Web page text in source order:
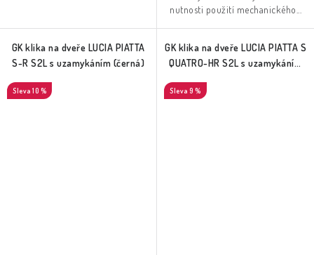
nutnosti použití mechanického...
GK klika na dveře LUCIA PIATTA
S-R S2L s uzamykáním (černá)
10 %
GK klika na dveře LUCIA PIATTA S
QUATRO-HR S2L s uzamykáním
9 %